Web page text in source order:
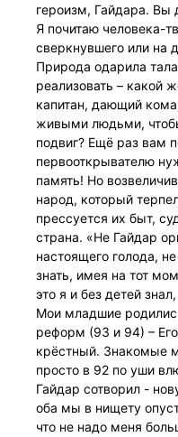
героизм, Гайдара. Вы
Я почитаю человека-
сверкнувшего или на
Природа одарила
реализовать – какой
капитан, дающий
живыми людьми,
подвиг? Ещё раз вам
первооткрывателю
память! Но
народ, который
прессуется их быт,
страна. «Не Гайдар
настоящего голода,
знать, имея на тот
это я и без детей
Мои младшие
реформ (93 и 94) –
крёстный. Знакомые
просто в 92 по уши
Гайдар сотворил -
оба мы в нищету
что не надо меня